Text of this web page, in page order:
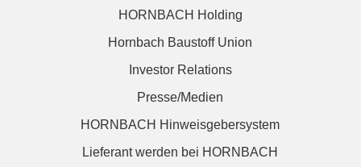
HORNBACH Holding
Hornbach Baustoff Union
Investor Relations
Presse/Medien
HORNBACH Hinweisgebersystem
Lieferant werden bei HORNBACH